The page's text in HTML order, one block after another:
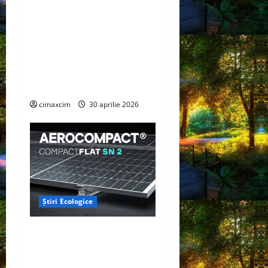
cimaxcim 30 aprilie 2026
Știri Ecologice